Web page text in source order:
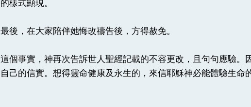
最後，在大家陪伴她悔改禱告後，方得赦免。
這個事實，神再次告訴世人聖經記載的不容更改，且句句應驗。
自己的信實。想得靈命健康及永生的，來信耶穌神必能體驗生命